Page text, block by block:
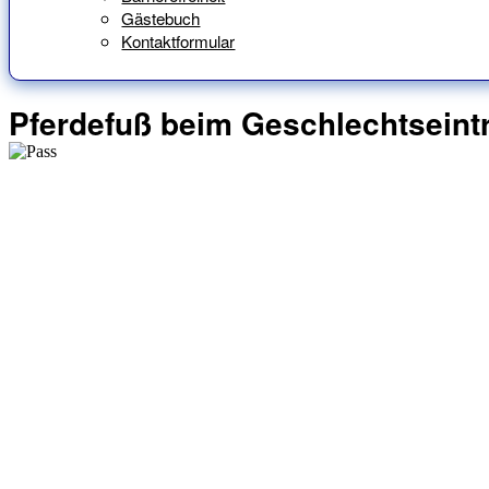
Gästebuch
Kontaktformular
Pferdefuß beim